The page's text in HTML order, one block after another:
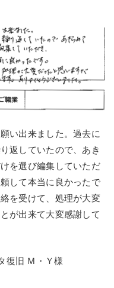
い出来ました。過去に
返していたので、あき
を選び編集していただ
して本当に良かったで
を受けて、処理が大変
が出来て大変感謝して
復旧 Ｍ・Ｙ様